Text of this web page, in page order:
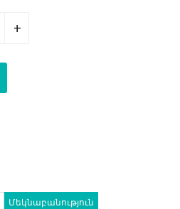
+
Մեկնաբանություն